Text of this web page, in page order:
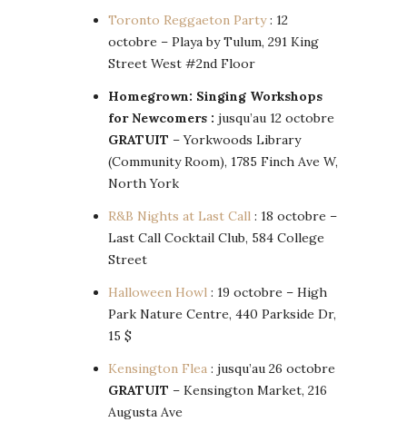
Toronto Reggaeton Party: 12
octobre – Playa by Tulum, 291 King
Street West #2nd Floor
Homegrown: Singing Workshops
for Newcomers : jusqu’au 12 octobre
GRATUIT – Yorkwoods Library
(Community Room), 1785 Finch Ave W,
North York
R&B Nights at Last Call : 18 octobre –
Last Call Cocktail Club, 584 College
Street
Halloween Howl : 19 octobre – High
Park Nature Centre, 440 Parkside Dr,
15 $
Kensington Flea : jusqu’au 26 octobre
GRATUIT – Kensington Market, 216
Augusta Ave